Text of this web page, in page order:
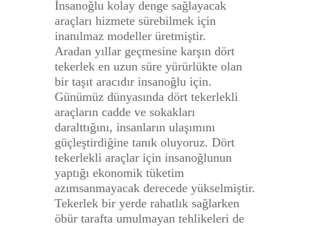
İnsanoğlu kolay denge sağlayacak
araçları hizmete sürebilmek için
inanılmaz modeller üretmiştir.
Aradan yıllar geçmesine karşın dört
tekerlek en uzun süre yürürlükte olan
bir taşıt aracıdır insanoğlu için.
Günümüz dünyasında dört tekerlekli
araçların cadde ve sokakları
daralttığını, insanların ulaşımını
güçleştirdiğine tanık oluyoruz. Dört
tekerlekli araçlar için insanoğlunun
yaptığı ekonomik tüketim
azımsanmayacak derecede yükselmiştir.
Tekerlek bir yerde rahatlık sağlarken
öbür tarafta umulmayan tehlikeleri de